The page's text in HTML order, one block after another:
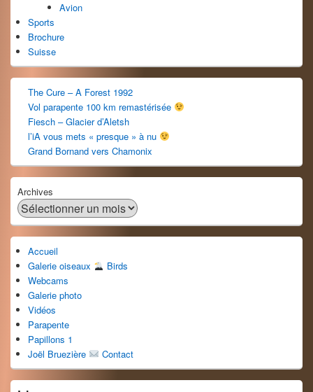
Avion
Sports
Brochure
Suisse
The Cure – A Forest 1992
Vol parapente 100 km remastérisée
Fiesch – Glacier d’Aletsh
l’iA vous mets « presque » à nu
Grand Bornand vers Chamonix
Archives
Accueil
Galerie oiseaux
Birds
Webcams
Galerie photo
Vidéos
Parapente
Papillons 1
Joël Bruezière
Contact